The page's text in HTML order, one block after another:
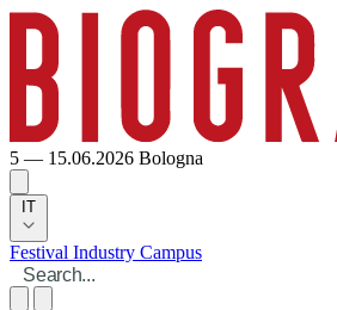
5 — 15.06.2026 Bologna
IT
Festival Industry Campus